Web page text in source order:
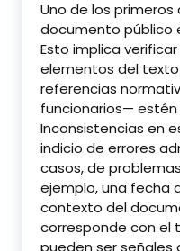
Uno de los
documento público
Esto implica
elementos del
referencias
funcionarios—
Inconsistencias en
indicio de errores
casos, de
ejemplo, una fecha
contexto del
corresponde con el
pueden ser señales